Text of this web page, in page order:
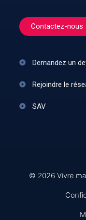
Contactez-nous
Demandez un
Rejoindre le
SAV
© 2026 Vivre